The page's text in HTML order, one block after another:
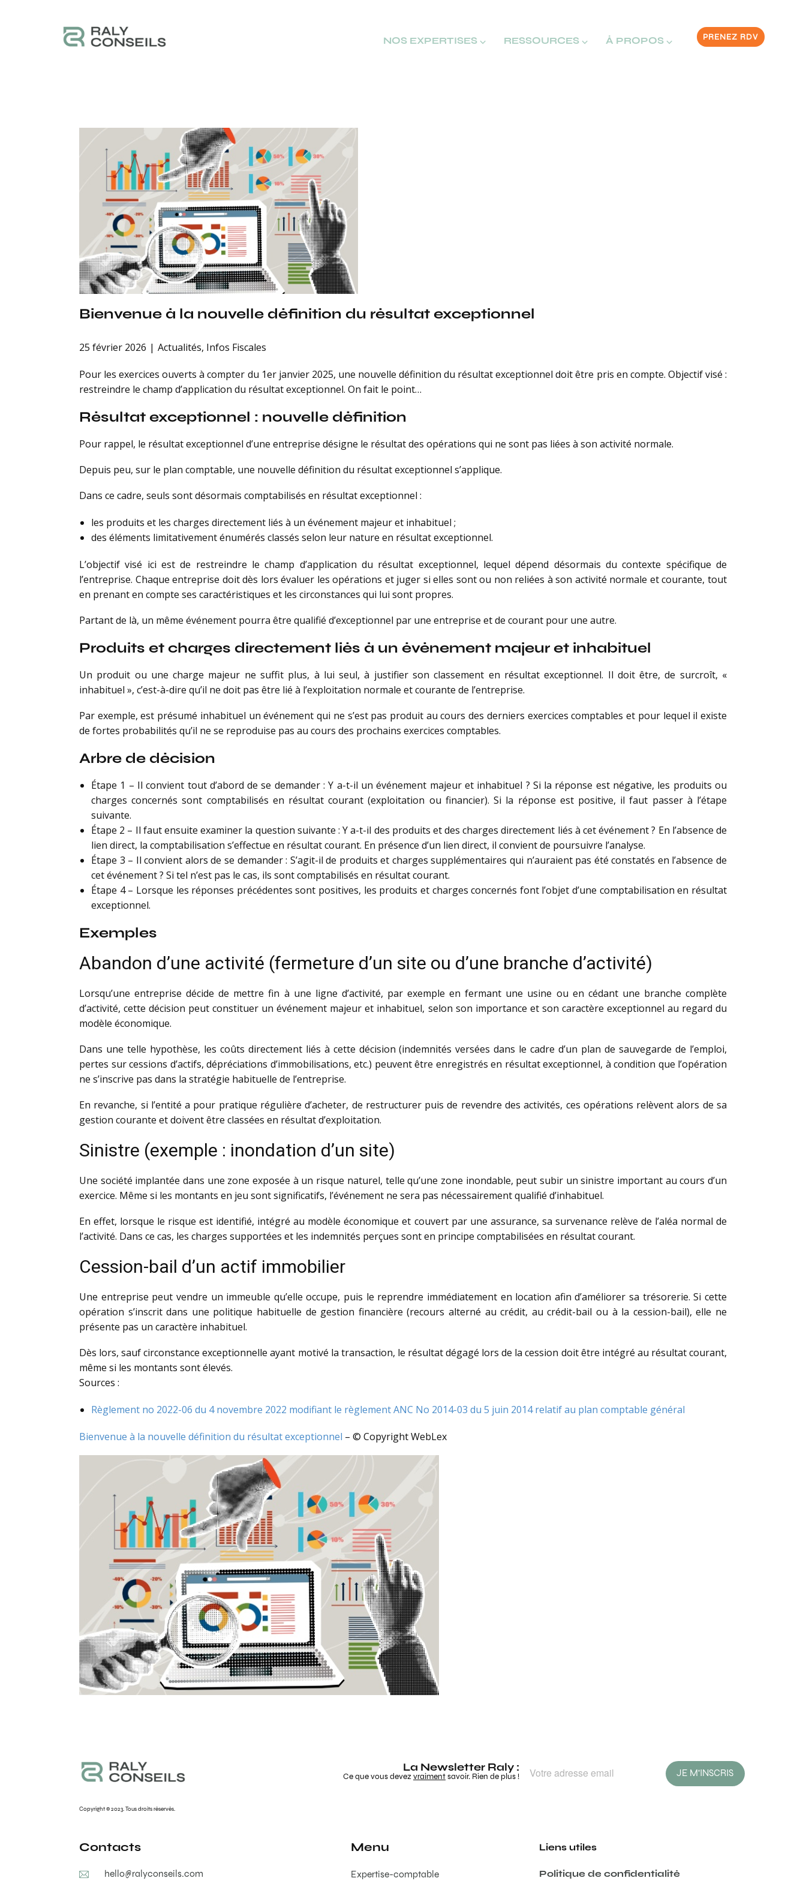
PRENEZ RDV
NOS EXPERTISES ⌵ RESSOURCES ⌵ À PROPOS ⌵
Bienvenue à la nouvelle définition du résultat exceptionnel
25 février 2026 Actualités, Infos Fiscales
Pour les exercices ouverts à compter du 1er janvier 2025, une nouvelle définition du résultat exceptionnel doit être pris en compte. Objectif visé :
restreindre le champ d’application du résultat exceptionnel. On fait le point…
Résultat exceptionnel : nouvelle définition
Pour rappel, le résultat exceptionnel d’une entreprise désigne le résultat des opérations qui ne sont pas liées à son activité normale.
Depuis peu, sur le plan comptable, une nouvelle définition du résultat exceptionnel s’applique.
Dans ce cadre, seuls sont désormais comptabilisés en résultat exceptionnel :
les produits et les charges directement liés à un événement majeur et inhabituel ;
des éléments limitativement énumérés classés selon leur nature en résultat exceptionnel.
L’objectif visé ici est de restreindre le champ d’application du résultat exceptionnel, lequel dépend désormais du contexte spécifique de
l’entreprise. Chaque entreprise doit dès lors évaluer les opérations et juger si elles sont ou non reliées à son activité normale et courante, tout
en prenant en compte ses caractéristiques et les circonstances qui lui sont propres.
Partant de là, un même événement pourra être qualifié d’exceptionnel par une entreprise et de courant pour une autre.
Produits et charges directement liés à un événement majeur et inhabituel
Un produit ou une charge majeur ne suffit plus, à lui seul, à justifier son classement en résultat exceptionnel. Il doit être, de surcroît, «
inhabituel », c’est-à-dire qu’il ne doit pas être lié à l’exploitation normale et courante de l’entreprise.
Par exemple, est présumé inhabituel un événement qui ne s’est pas produit au cours des derniers exercices comptables et pour lequel il existe
de fortes probabilités qu’il ne se reproduise pas au cours des prochains exercices comptables.
Arbre de décision
Étape 1 – Il convient tout d’abord de se demander : Y a-t-il un événement majeur et inhabituel ? Si la réponse est négative, les produits ou
charges concernés sont comptabilisés en résultat courant (exploitation ou financier). Si la réponse est positive, il faut passer à l’étape
suivante.
Étape 2 – Il faut ensuite examiner la question suivante : Y a-t-il des produits et des charges directement liés à cet événement ? En l’absence de
lien direct, la comptabilisation s’effectue en résultat courant. En présence d’un lien direct, il convient de poursuivre l’analyse.
Étape 3 – Il convient alors de se demander : S’agit-il de produits et charges supplémentaires qui n’auraient pas été constatés en l’absence de
cet événement ? Si tel n’est pas le cas, ils sont comptabilisés en résultat courant.
Étape 4 – Lorsque les réponses précédentes sont positives, les produits et charges concernés font l’objet d’une comptabilisation en résultat
exceptionnel.
Exemples
Abandon d’une activité (fermeture d’un site ou d’une branche d’activité)
Lorsqu’une entreprise décide de mettre fin à une ligne d’activité, par exemple en fermant une usine ou en cédant une branche complète
d’activité, cette décision peut constituer un événement majeur et inhabituel, selon son importance et son caractère exceptionnel au regard du
modèle économique.
Dans une telle hypothèse, les coûts directement liés à cette décision (indemnités versées dans le cadre d’un plan de sauvegarde de l’emploi,
pertes sur cessions d’actifs, dépréciations d’immobilisations, etc.) peuvent être enregistrés en résultat exceptionnel, à condition que l’opération
ne s’inscrive pas dans la stratégie habituelle de l’entreprise.
En revanche, si l’entité a pour pratique régulière d’acheter, de restructurer puis de revendre des activités, ces opérations relèvent alors de sa
gestion courante et doivent être classées en résultat d’exploitation.
Sinistre (exemple : inondation d’un site)
Une société implantée dans une zone exposée à un risque naturel, telle qu’une zone inondable, peut subir un sinistre important au cours d’un
exercice. Même si les montants en jeu sont significatifs, l’événement ne sera pas nécessairement qualifié d’inhabituel.
En effet, lorsque le risque est identifié, intégré au modèle économique et couvert par une assurance, sa survenance relève de l’aléa normal de
l’activité. Dans ce cas, les charges supportées et les indemnités perçues sont en principe comptabilisées en résultat courant.
Cession-bail d’un actif immobilier
Une entreprise peut vendre un immeuble qu’elle occupe, puis le reprendre immédiatement en location afin d’améliorer sa trésorerie. Si cette
opération s’inscrit dans une politique habituelle de gestion financière (recours alterné au crédit, au crédit-bail ou à la cession-bail), elle ne
présente pas un caractère inhabituel.
Dès lors, sauf circonstance exceptionnelle ayant motivé la transaction, le résultat dégagé lors de la cession doit être intégré au résultat courant,
même si les montants sont élevés.
Sources :
Règlement no 2022-06 du 4 novembre 2022 modifiant le règlement ANC No 2014-03 du 5 juin 2014 relatif au plan comptable général
Bienvenue à la nouvelle définition du résultat exceptionnel – © Copyright WebLex
La Newsletter Raly :
Ce que vous devezvraimentsavoir. Rien de plus ! JE M'INSCRIS
Copyright © 2023. Tous droits réservés.
Contacts
hello@ralyconseils.com
Menu
Expertise-comptable
Liens utiles
Politique de confidentialité